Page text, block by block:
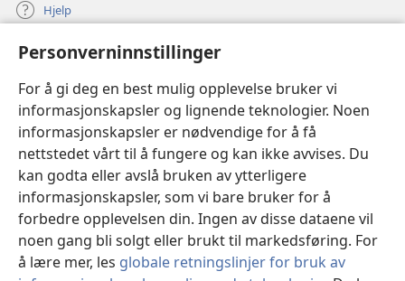
Personverninnstillinger
For å gi deg en best mulig opplevelse bruker vi
informasjonskapsler og lignende teknologier. Noen
informasjonskapsler er nødvendige for å få
nettstedet vårt til å fungere og kan ikke avvises. Du
kan godta eller avslå bruken av ytterligere
informasjonskapsler, som vi bare bruker for å
forbedre opplevelsen din. Ingen av disse dataene vil
noen gang bli solgt eller brukt til markedsføring. For
å lære mer, les globale retningslinjer for bruk av
Hjelp
Bidrag
(åpner
nytt
vindu)Watchtower ONLINE LIBRARY™
(åpner
nytt
vindu) JW Hub ®
(åpner
nytt
vindu)JW Library ®
Watchtower Library